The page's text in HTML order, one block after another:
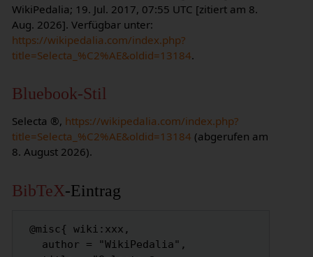
WikiPedalia; 19. Jul. 2017, 07:55 UTC [zitiert am 8.
Aug. 2026]. Verfügbar unter:
https://wikipedalia.com/index.php?
title=Selecta_%C2%AE&oldid=13184.
Bluebook-Stil
Selecta ®, https://wikipedalia.com/index.php?
title=Selecta_%C2%AE&oldid=13184 (abgerufen am
8. August 2026).
BibTeX-Eintrag
@misc{ wiki:xxx,